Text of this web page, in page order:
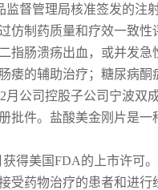
督管理局核准签发的注
仿制药质量和疗效一致性
指肠溃疡出血，或并发急
的辅助治疗；糖尿病酮
月公司控股子公司宁波双
批件。盐酸美金刚片是
得美国FDA的上市许可
受药物治疗的患者和进行